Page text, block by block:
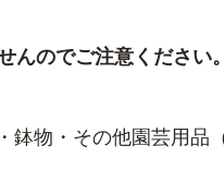
んのでご注意ください
鉢物・その他園芸用品